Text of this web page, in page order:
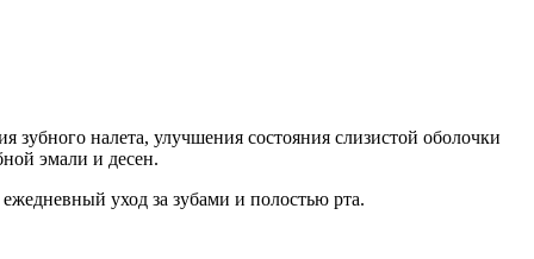
налета, улучшения состояния слизистой оболочки
эмали и десен.
уход за зубами и полостью рта.